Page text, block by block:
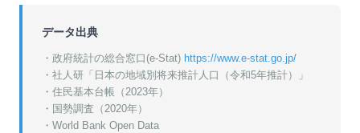
データ出典
・政府統計の総合窓口(e-Stat) https://www.e-stat.go.jp/
・ 社人研「日本の地域別将来推計人口（令和5年推計）」
・ 住民基本台帳（2023年）
・ 国勢調査（2020年）
・World Bank Open Data